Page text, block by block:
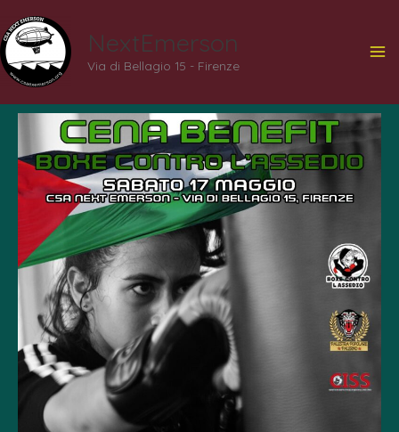
Vai
al
contenuto
NextEmerson
Via di Bellagio 15 - Firenze